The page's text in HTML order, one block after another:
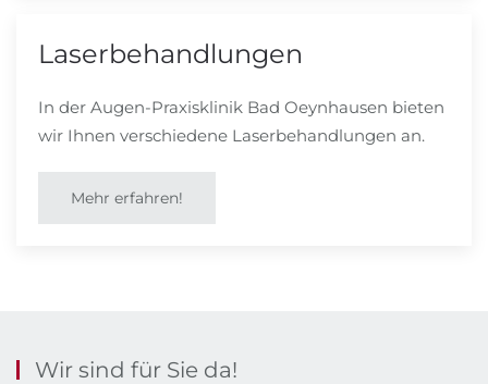
Laserbehandlungen
In der Augen-Praxisklinik Bad Oeynhausen bieten
wir Ihnen verschiedene Laserbehandlungen an.
Mehr erfahren!
Wir sind für Sie da!